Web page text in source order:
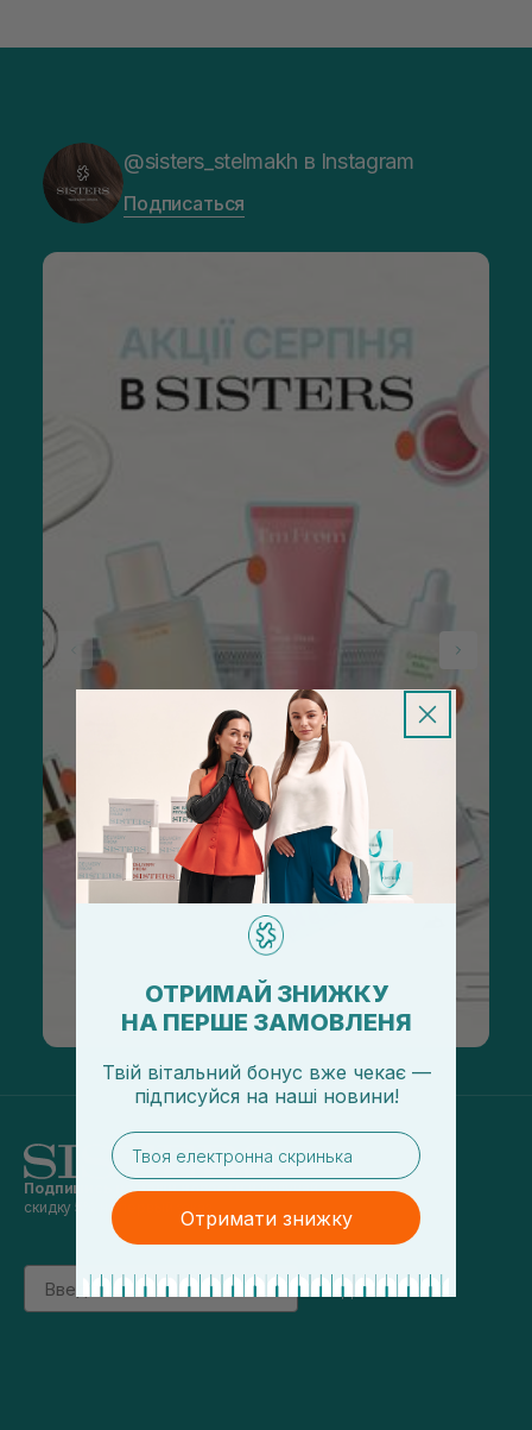
@sisters_stelmakh в Instagram
Подписаться
Подпишись на наши новостии получай
скидку 5% на первый заказ
Email
підписатись
ОТРИМАЙ ЗНИЖКУ
НА ПЕРШЕ ЗАМОВЛЕНЯ
Твій вітальний бонус вже чекає —
підписуйся на наші новини!
email
Отримати знижку